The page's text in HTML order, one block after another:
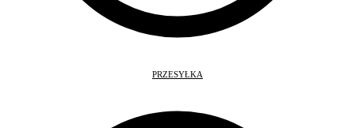
PRZESYŁKA